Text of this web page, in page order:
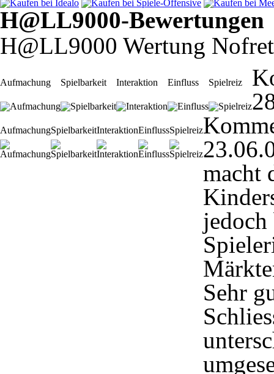
H@LL9000-Bewertungen
H@LL9000 Wertung
Aufmachung Spielbarkeit Interaktion Einfluss Spielreiz
AufmachungSpielbarkeitInteraktionEinflussSpielreiz
macht
jedoch
Sehr